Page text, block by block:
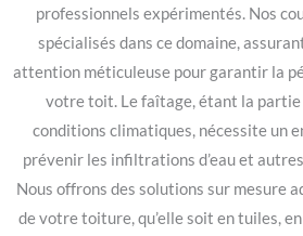
professionnels expérimentés. Nos
spécialisés dans ce domaine,
attention méticuleuse pour garantir la
votre toit. Le faîtage, étant la partie
conditions climatiques, nécessite un
prévenir les infiltrations d’eau et
Nous offrons des solutions sur mesure
de votre toiture, qu’elle soit en tuiles,